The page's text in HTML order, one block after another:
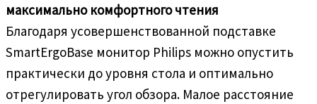
максимально комфортного чтения
Благодаря усовершенствованной подставке
SmartErgoBase монитор Philips можно опустить
практически до уровня стола и оптимально
отрегулировать угол обзора. Малое расстояние